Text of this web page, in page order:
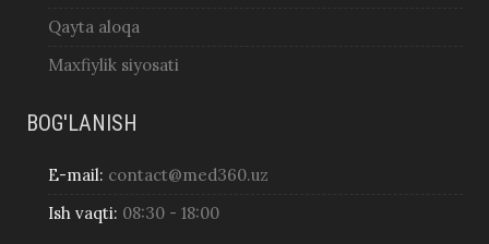
Qayta aloqa
Maxfiylik siyosati
BOG'LANISH
E-mail: contact@med360.uz
Ish vaqti: 08:30 - 18:00